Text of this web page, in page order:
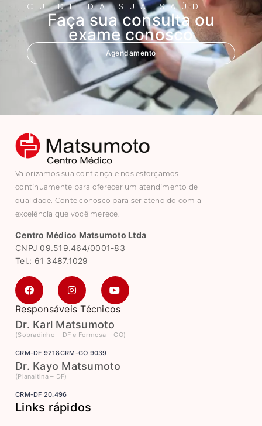
CUIDE DA SUA SAÚDE
Faça sua consulta ou
exame conosco
Agendamento
Valorizamos sua confiança e nos esforçamos
continuamente para oferecer um atendimento de
qualidade. Conte conosco para ser atendido com a
excelência que você merece.
Centro Médico Matsumoto Ltda
CNPJ 09.519.464/0001-83
Tel.: 61 3487.1029
Responsáveis Técnicos
Dr. Karl Matsumoto
(Sobradinho – DF e Formosa – GO)
CRM-DF 9218CRM-GO 9039
Dr. Kayo Matsumoto
(Planaltina – DF)
CRM-DF 20.496
Links rápidos